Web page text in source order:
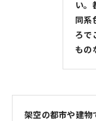
い。
同系
ろで
もの
架空の都市や建物